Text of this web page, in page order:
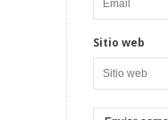
Sitio web